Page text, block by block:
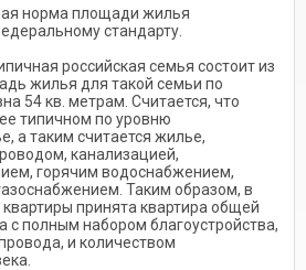
норма площади жилья
стандарту.
российская семья состоит из
жилья для такой семьи по
54 кв. метрам. Считается, что
типичном по уровню
а таким считается жилье,
канализацией,
горячим водоснабжением,
Таким образом, в
принята квартира общей
полным набором благоустройства,
и количеством